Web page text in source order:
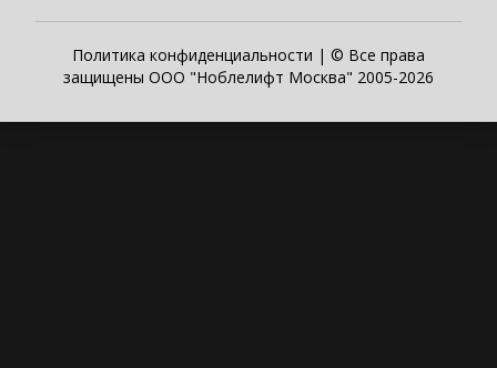
Политика конфиденциальности | © Все права
защищены ООО "Ноблелифт Москва" 2005-2026